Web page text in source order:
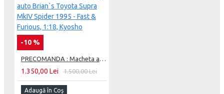
-10 %
1.350,00 Lei 1.500,00 Lei
Adaugă în Coş